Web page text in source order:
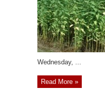
‎Wednesday, ...
Read More »